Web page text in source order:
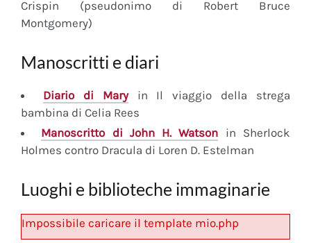
Crispin (pseudonimo di Robert Bruce
Montgomery)
Manoscritti e diari
Diariodi Maryin Il viaggio della strega
bambina di Celia Rees
Manoscritto di John H. Watson in Sherlock
Holmes contro Dracula di Loren D. Estelman
Luoghi e biblioteche immaginarie
Impossibile caricare il template mio.php